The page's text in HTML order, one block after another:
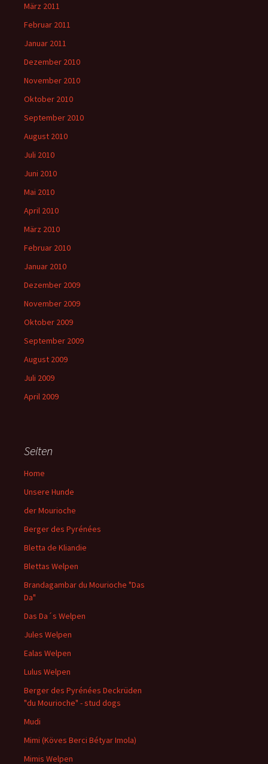
März 2011
Februar 2011
Januar 2011
Dezember 2010
November 2010
Oktober 2010
September 2010
August 2010
Juli 2010
Juni 2010
Mai 2010
April 2010
März 2010
Februar 2010
Januar 2010
Dezember 2009
November 2009
Oktober 2009
September 2009
August 2009
Juli 2009
April 2009
Seiten
Home
Unsere Hunde
der Mourioche
Berger des Pyrénées
Bletta de Kliandie
Blettas Welpen
Brandagambar du Mourioche "Das
Da"
Das Da´s Welpen
Jules Welpen
Ealas Welpen
Lulus Welpen
Berger des Pyrénées Deckrüden
"du Mourioche" - stud dogs
Mudi
Mimi (Köves Berci Bétyar Imola)
Mimis Welpen